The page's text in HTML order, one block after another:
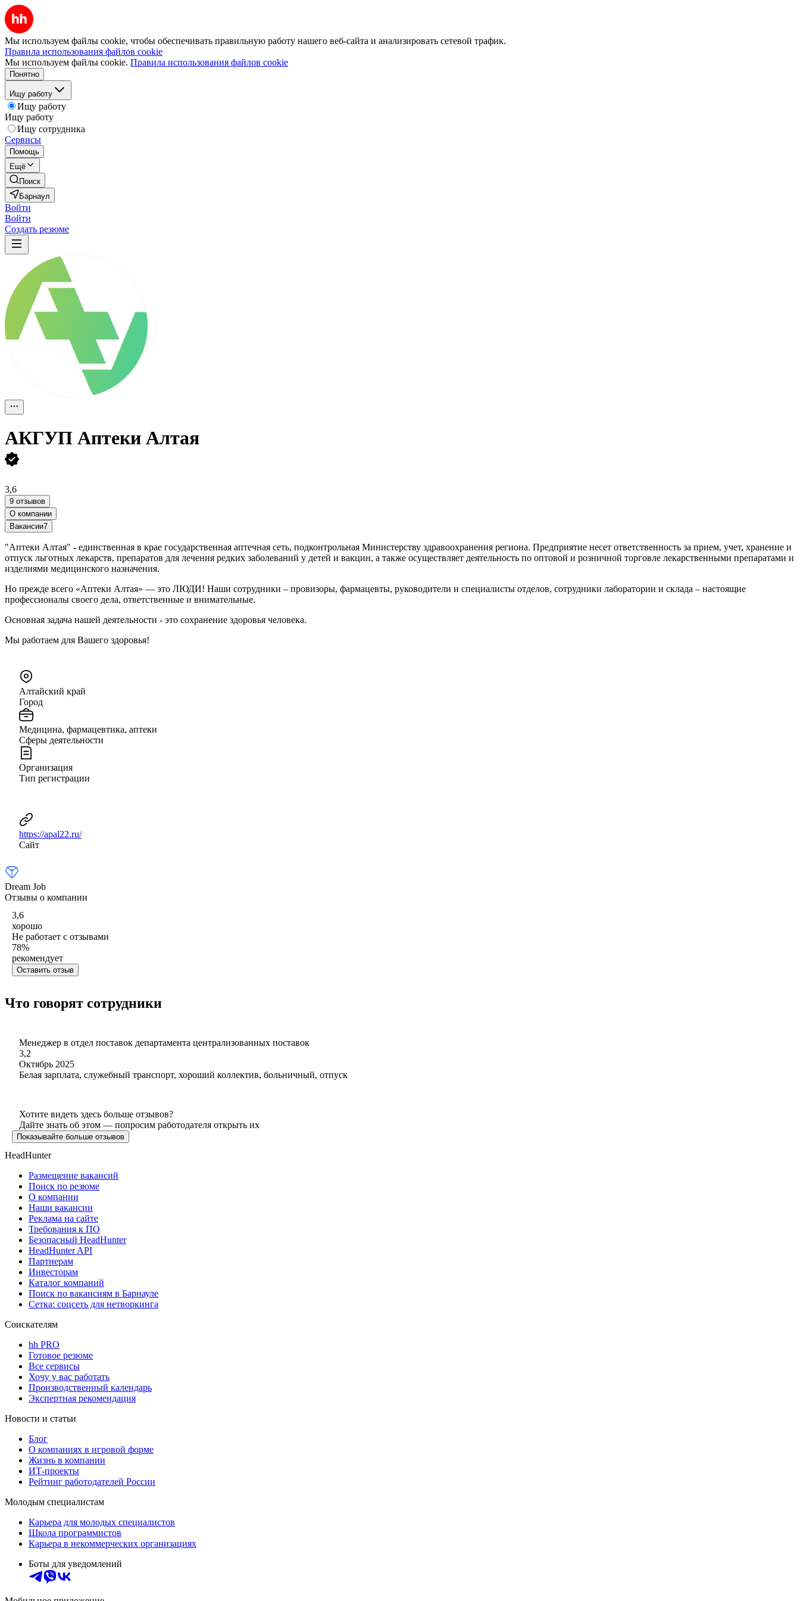
Мы используем файлы cookie, чтобы обеспечивать правильную работу нашего веб-сайта и анализировать сетевой трафик.
Правила использования файлов cookie
Мы используем файлы cookie. Правила использования файлов cookie
Понятно
Ищу работу
Ищу работу
Ищу работу
Ищу сотрудника
Сервисы
Помощь
Ещё
Поиск
Барнаул
Войти
Войти
Создать резюме
АКГУП Аптеки Алтая
3,6
9 отзывов
О компании
Вакансии7
"Аптеки Алтая" - единственная в крае государственная аптечная сеть, подконтрольная Министерству здравоохранения региона. Предприятие несет ответственность за прием, учет, хранение и
отпуск льготных лекарств, препаратов для лечения редких заболеваний у детей и вакцин, а также осуществляет деятельность по оптовой и розничной торговле лекарственными препаратами и
изделиями медицинского назначения.
Но прежде всего «Аптеки Алтая» — это ЛЮДИ! Наши сотрудники – провизоры, фармацевты, руководители и специалисты отделов, сотрудники лаборатории и склада – настоящие
профессионалы своего дела, ответственные и внимательные.
Основная задача нашей деятельности - это сохранение здоровья человека.
Мы работаем для Вашего здоровья!
Алтайский край
Город
Медицина, фармацевтика, аптеки
Сферы деятельности
Организация
Тип регистрации
https://apal22.ru/
Сайт
Dream Job
Отзывы о компании
3,6
хорошо
Не работает с отзывами
78%
рекомендует
Оставить отзыв
Что говорят сотрудники
Менеджер в отдел поставок департамента централизованных поставок
3,2
Октябрь 2025
Белая зарплата, служебный транспорт, хороший коллектив, больничный, отпуск
Хотите видеть здесь больше отзывов?
Дайте знать об этом — попросим работодателя открыть их
Показывайте больше отзывов
HeadHunter
Размещение вакансий
Поиск по резюме
О компании
Наши вакансии
Реклама на сайте
Требования к ПО
Безопасный HeadHunter
HeadHunter API
Партнерам
Инвесторам
Каталог компаний
Поиск по вакансиям в Барнауле
Сетка: соцсеть для нетворкинга
Соискателям
hh PRO
Готовое резюме
Все сервисы
Хочу у вас работать
Производственный календарь
Экспертная рекомендация
Новости и статьи
Блог
О компаниях в игровой форме
Жизнь в компании
ИТ-проекты
Рейтинг работодателей России
Молодым специалистам
Карьера для молодых специалистов
Школа программистов
Карьера в некоммерческих организациях
Боты для уведомлений